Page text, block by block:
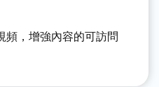
頻，增強內容的可訪問